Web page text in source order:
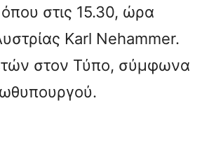
στις 15.30, ώρα
Karl Nehammer.
στον Τύπο, σύμφωνα